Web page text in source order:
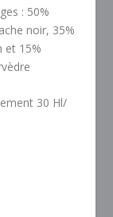
: 50%
noir, 35%
et 15%
30 Hl/